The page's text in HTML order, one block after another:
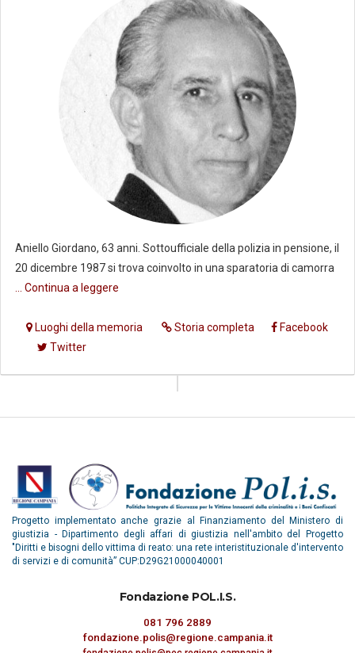
Aniello Giordano, 63 anni. Sottoufficiale della polizia in pensione, il
20 dicembre 1987 si trova coinvolto in una sparatoria di camorra
... Continua a leggere
Luoghi della memoria Storia completa
Facebook
Twitter
Progetto implementato anche grazie al Finanziamento del Ministero di
giustizia - Dipartimento degli affari di giustizia nell'ambito del Progetto
"Diritti e bisogni dello vittima di reato: una rete interistituzionale d'intervento
di servizi e di comunità” CUP:D29G21000040001
Fondazione POL.I.S.
081 796 2889
fondazione.polis@regione.campania.it